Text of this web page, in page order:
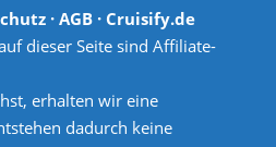
· AGB· Cruisify.de
dieser Seite sind Affiliate-
erhalten wir eine
dadurch keine